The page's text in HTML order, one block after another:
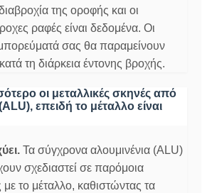
της οροφής και οι
ραφές είναι δεδομένα. Οι
σας θα παραμείνουν
τη διάρκεια έντονης βροχής.
οι μεταλλικές σκηνές από
επειδή το μέταλλο είναι
Τα σύγχρονα αλουμινένια (ALU)
σχεδιαστεί σε παρόμοια
το μέταλλο, καθιστώντας τα